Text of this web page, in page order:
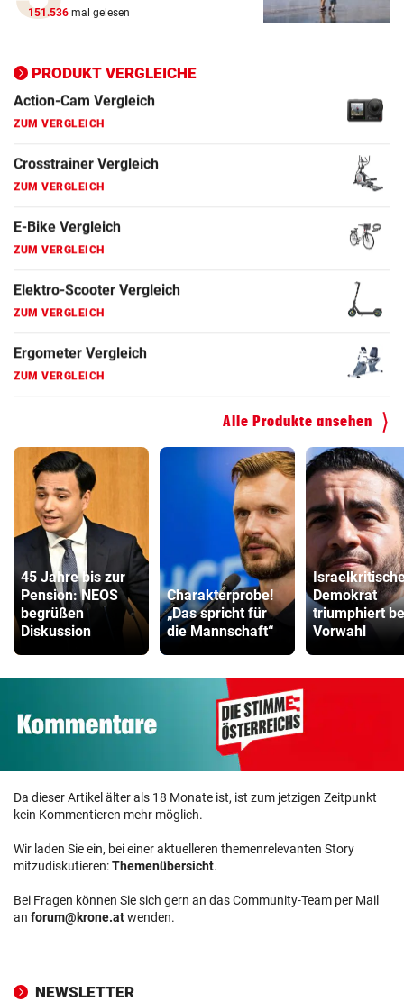
151.536 mal gelesen
PRODUKT VERGLEICHE
Elektro-Scooter Vergleich
ZUM VERGLEICH
Ergometer Vergleich
ZUM VERGLEICH
Fahrrad Test
ZUM VERGLEICH
Fahrradanhänger Vergleich
ZUM VERGLEICH
Faszienrolle Vergleich
ZUM VERGLEICH
Kinderfahrrad Vergleich
ZUM VERGLEICH
Alle Produkte ansehen
45 Jahre bis zur
Pension: NEOS
begrüßen
Diskussion
Charakterprobe!
„Das spricht für
die Mannschaft“
Demokrat
triumphiert
Vorwahl
Da dieser Artikel älter als 18 Monate ist, ist zum jetzigen Zeitpunkt
kein Kommentieren mehr möglich.
Wir laden Sie ein, bei einer aktuelleren themenrelevanten Story
mitzudiskutieren:Themenübersicht.
Bei Fragen können Sie sich gern an das Community-Team per Mail
an forum@krone.atwenden.
NEWSLETTER